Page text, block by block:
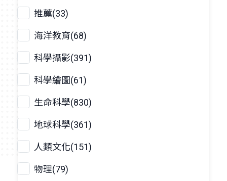
推薦(33)
海洋教育(68)
科學攝影(391)
科學繪圖(61)
生命科學(830)
地球科學(361)
人類文化(151)
物理(79)